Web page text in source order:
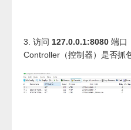
3. 访问 127.0.0.1:8080 端口
Controller（控制器）是否抓